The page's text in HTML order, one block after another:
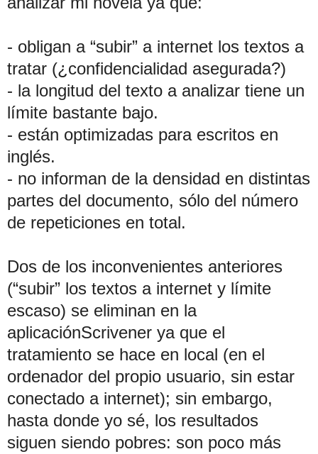
- obligan a “subir” a internet los textos a
tratar (¿confidencialidad asegurada?)
- la longitud del texto a analizar tiene un
límite bastante bajo.
- están optimizadas para escritos en
inglés.
- no informan de la densidad en distintas
partes del documento, sólo del número
de repeticiones en total.
Dos de los inconvenientes anteriores
(“subir” los textos a internet y límite
escaso) se eliminan en la
aplicaciónScrivener ya que el
tratamiento se hace en local (en el
ordenador del propio usuario, sin estar
conectado a internet); sin embargo,
hasta donde yo sé, los resultados
siguen siendo pobres: son poco más